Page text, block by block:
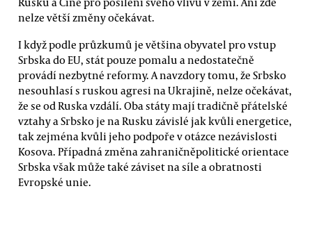
nelze větší změny očekávat.
I když podle průzkumů je většina obyvatel pro vstup
Srbska do EU, stát pouze pomalu a nedostatečně
provádí nezbytné reformy. A navzdory tomu, že Srbsko
nesouhlasí s ruskou agresi na Ukrajině, nelze očekávat,
že se od Ruska vzdálí. Oba státy mají tradičně přátelské
vztahy a Srbsko je na Rusku závislé jak kvůli energetice,
tak zejména kvůli jeho podpoře v otázce nezávislosti
Kosova. Případná změna zahraničněpolitické orientace
Srbska však může také záviset na síle a obratnosti
Evropské unie.